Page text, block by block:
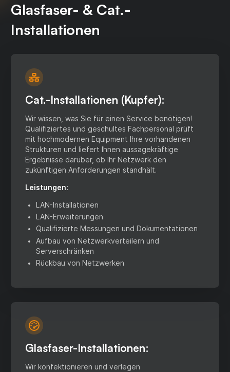
Glasfaser- & Cat.-
Installationen
Cat.-Installationen (Kupfer):
Wir wissen, was Sie für einen Service benötigen!
Qualifiziertes und geschultes Fachpersonal prüft
mit hochmodernen Equipment Ihre vorhandenen
Strukturen und liefert Ihnen aussagekräftige
Ergebnisse darüber, ob Ihr Netzwerk den
zukünftigen Anforderungen standhält.
Leistungen:
LAN-Installationen
LAN-Erweiterungen
Qualifizierte Messungen und Dokumentationen
Aufbau von Netzwerkverteilern und
Serverschränken
Rückbau von Netzwerken
Glasfaser-Installationen:
Wir konfektionieren und verlegen